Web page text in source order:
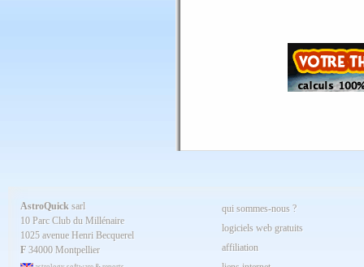
Spécial AQ 7.84 jan.2025
Septembre 2024
Avril 2024
Mars 2024
Février 2024
Janvier 2024
Décembre 2023
AstroQuick sarl
10 Parc Club du Millénaire
1025 avenue Henri Becquerel
F 34000 Montpellier
qui sommes-nous ?
logiciels web gratuits
affiliation